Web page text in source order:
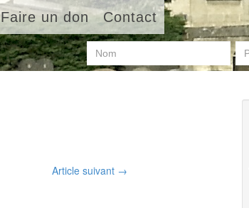
Faire un don Contact
Article suivant →